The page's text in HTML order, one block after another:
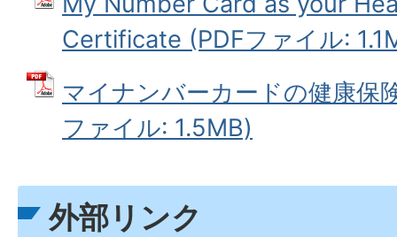
Certificate (PDFファイル:
マイナンバーカードの健康保
ファイル: 1.5MB)
外部リンク